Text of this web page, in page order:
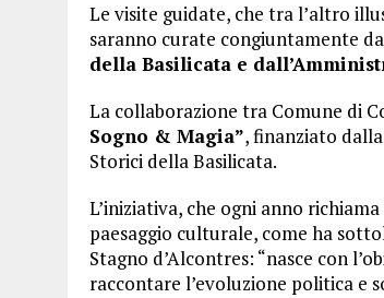
Le visite guidate, che tra l’altro
saranno curate congiuntamente
della Basilicata e
La collaborazione tra Comune di
Sogno & Magia”, finanziato
Storici della Basilicata.
L’iniziativa, che ogni anno
paesaggio culturale, come ha
Stagno d’Alcontres: “nasce con
raccontare l’evoluzione politica e